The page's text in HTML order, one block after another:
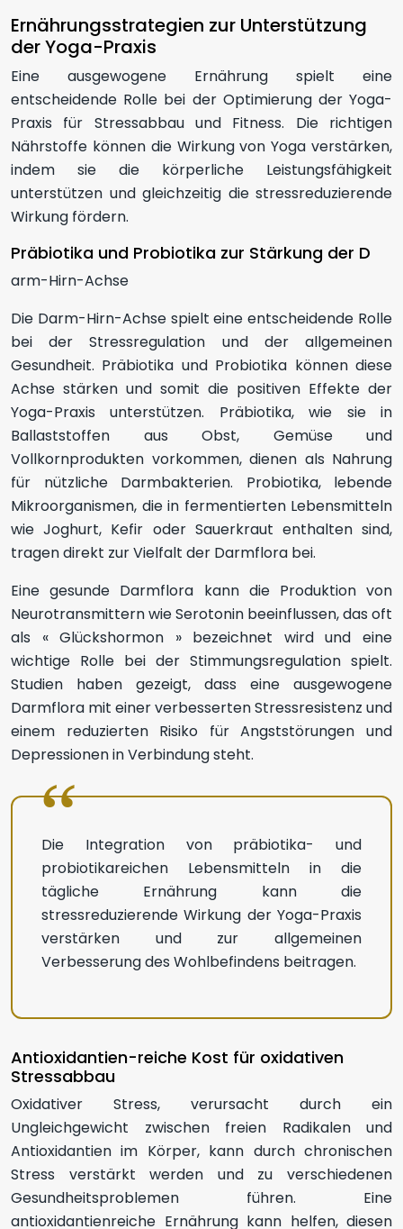
Ernährungsstrategien zur Unterstützung
der Yoga-Praxis
Eine ausgewogene Ernährung spielt eine
entscheidende Rolle bei der Optimierung der Yoga-
Praxis für Stressabbau und Fitness. Die richtigen
Nährstoffe können die Wirkung von Yoga verstärken,
indem sie die körperliche Leistungsfähigkeit
unterstützen und gleichzeitig die stressreduzierende
Wirkung fördern.
Präbiotika und Probiotika zur Stärkung der D
arm-Hirn-Achse
Die Darm-Hirn-Achse spielt eine entscheidende Rolle
bei der Stressregulation und der allgemeinen
Gesundheit. Präbiotika und Probiotika können diese
Achse stärken und somit die positiven Effekte der
Yoga-Praxis unterstützen. Präbiotika, wie sie in
Ballaststoffen aus Obst, Gemüse und
Vollkornprodukten vorkommen, dienen als Nahrung
für nützliche Darmbakterien. Probiotika, lebende
Mikroorganismen, die in fermentierten Lebensmitteln
wie Joghurt, Kefir oder Sauerkraut enthalten sind,
tragen direkt zur Vielfalt der Darmflora bei.
Eine gesunde Darmflora kann die Produktion von
Neurotransmittern wie Serotonin beeinflussen, das oft
als « Glückshormon » bezeichnet wird und eine
wichtige Rolle bei der Stimmungsregulation spielt.
Studien haben gezeigt, dass eine ausgewogene
Darmflora mit einer verbesserten Stressresistenz und
einem reduzierten Risiko für Angststörungen und
Depressionen in Verbindung steht.
Die Integration von präbiotika- und
probiotikareichen Lebensmitteln in die
tägliche Ernährung kann die
stressreduzierende Wirkung der Yoga-Praxis
verstärken und zur allgemeinen
Verbesserung des Wohlbefindens beitragen.
Antioxidantien-reiche Kost für oxidativen
Stressabbau
Oxidativer Stress, verursacht durch ein
Ungleichgewicht zwischen freien Radikalen und
Antioxidantien im Körper, kann durch chronischen
Stress verstärkt werden und zu verschiedenen
Gesundheitsproblemen führen. Eine
antioxidantienreiche Ernährung kann helfen, diesen